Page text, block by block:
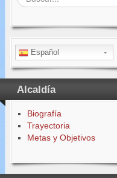
Español
Alcaldía
Biografía
Trayectoria
Metas y Objetivos